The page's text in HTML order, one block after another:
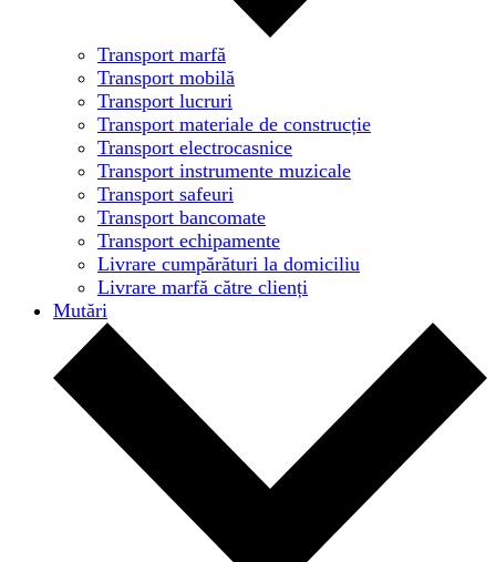
Transport marfă
Transport mobilă
Transport lucruri
Transport materiale de construcție
Transport electrocasnice
Transport instrumente muzicale
Transport safeuri
Transport bancomate
Transport echipamente
Livrare cumpărături la domiciliu
Livrare marfă către clienți
Mutări